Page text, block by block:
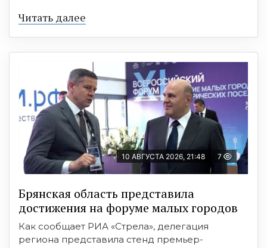
Читать далее
10 АВГУСТА 2026, 21:48 7
Брянская область представила
достижения на форуме малых городов
Как сообщает РИА «Стрела», делегация
региона представила стенд премьер-